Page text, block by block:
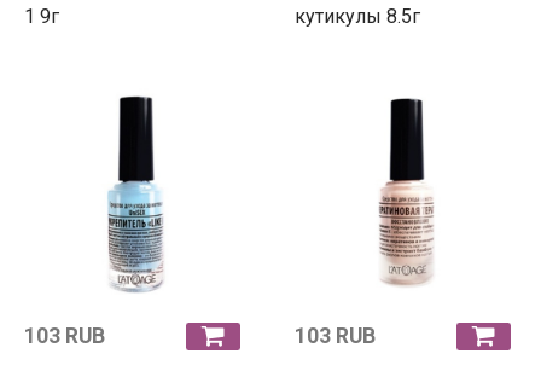
1 9г
кутикулы 8.5г
103 RUB 103 RUB